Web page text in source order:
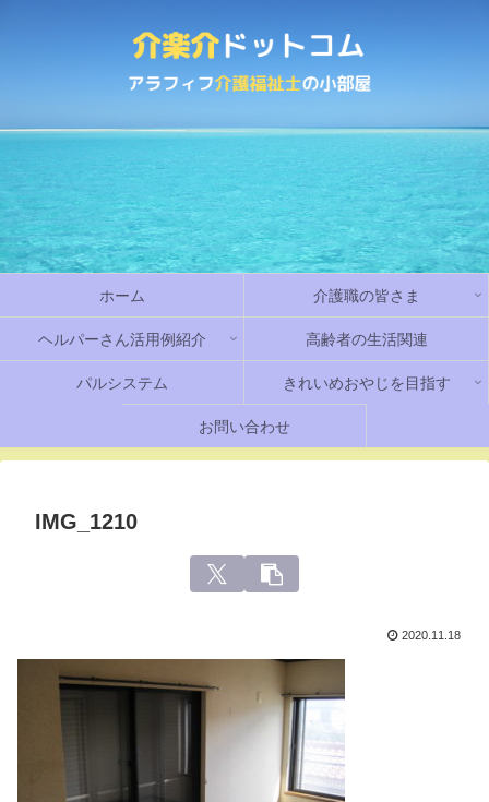
ホーム 介護職の皆さま
ヘルパーさん活用例紹介 高齢者の生活関連
パルシステム きれいめおやじを目指す
お問い合わせ
IMG_1210
2020.11.18